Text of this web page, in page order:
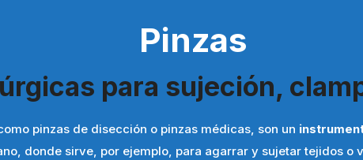
Pinzas
para sujeción,
pinzas de disección o pinzas médicas, son un
donde sirve, por ejemplo, para agarrar y sujetar tejidos o